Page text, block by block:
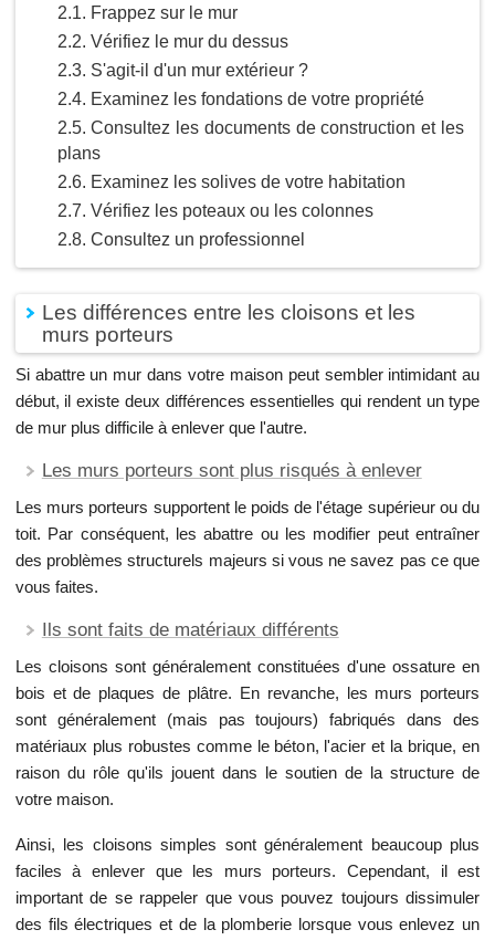
Frappez sur le mur
Vérifiez le mur du dessus
S'agit-il d'un mur extérieur ?
Examinez les fondations de votre propriété
Consultez les documents de construction et les
plans
Examinez les solives de votre habitation
Vérifiez les poteaux ou les colonnes
Consultez un professionnel
Les différences entre les cloisons et les
murs porteurs
Si abattre un mur dans votre maison peut sembler intimidant au
début, il existe deux différences essentielles qui rendent un type
de mur plus difficile à enlever que l'autre.
Les murs porteurs sont plus risqués à enlever
Les murs porteurs supportent le poids de l'étage supérieur ou du
toit. Par conséquent, les abattre ou les modifier peut entraîner
des problèmes structurels majeurs si vous ne savez pas ce que
vous faites.
Ils sont faits de matériaux différents
Les cloisons sont généralement constituées d'une ossature en
bois et de plaques de plâtre. En revanche, les murs porteurs
sont généralement (mais pas toujours) fabriqués dans des
matériaux plus robustes comme le béton, l'acier et la brique, en
raison du rôle qu'ils jouent dans le soutien de la structure de
votre maison.
Ainsi, les cloisons simples sont généralement beaucoup plus
faciles à enlever que les murs porteurs. Cependant, il est
important de se rappeler que vous pouvez toujours dissimuler
des fils électriques et de la plomberie lorsque vous enlevez un